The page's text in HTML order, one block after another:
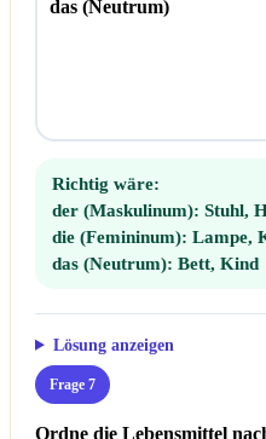
das (Neutrum)
Richtig wäre:
der (Maskulinum): Stuhl,
die (Femininum): Lampe,
das (Neutrum): Bett, Kind
Lösung anzeigen
Frage 7
Ordne die Lebensmittel